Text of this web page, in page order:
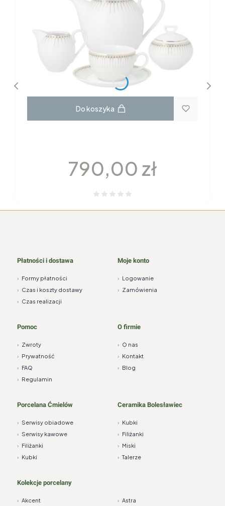
Do koszyka
Cena
790,00 zł
Płatności i dostawa
› Formy płatności
› Czas i koszty dostawy
› Czas realizacji
Moje konto
› Logowanie
› Zamówienia
Pomoc
› Zwroty
› Prywatność
› FAQ
› Regulamin
O firmie
› O nas
› Kontakt
› Blog
Porcelana Ćmielów
› Serwisy obiadowe
› Serwisy kawowe
› Filiżanki
› Kubki
Ceramika Bolesławiec
› Kubki
› Filiżanki
› Miski
› Talerze
Kolekcje porcelany
› Akcent › Astra